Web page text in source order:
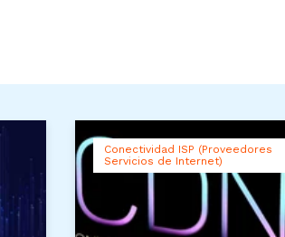
Conectividad ISP (Proveedores
Servicios de Internet)